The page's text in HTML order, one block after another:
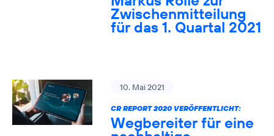
Zwischenmitteilung
für das 1. Quartal 2021
10. Mai 2021
CR REPORT 2020 VERÖFFENTLICHT:
Wegbereiter für eine